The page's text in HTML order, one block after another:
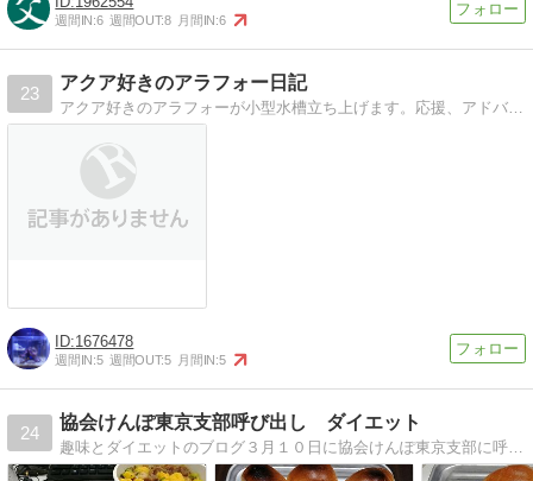
週間IN:6 週間OUT:8 月間IN:6
23
アクア好きのアラフォー日記
アクア好きのアラフォーが小型水槽立ち上げます。応援、アドバイスお待ちしてます。
1676478
週間IN:5 週間OUT:5 月間IN:5
24
協会けんぽ東京支部呼び出し ダイエット
趣味とダイエットのブログ３月１０日に協会けんぽ東京支部に呼び出されメタボからダイエットに励む